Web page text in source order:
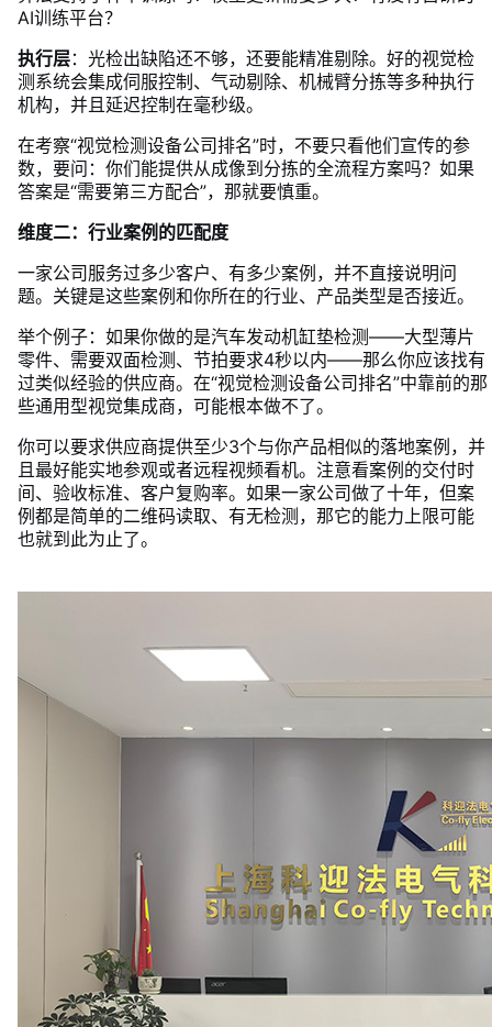
AI训练平台？
执行层：光检出缺陷还不够，还要能精准剔除。好的视觉检
测系统会集成伺服控制、气动剔除、机械臂分拣等多种执行
机构，并且延迟控制在毫秒级。
在考察“视觉检测设备公司排名”时，不要只看他们宣传的参
数，要问：你们能提供从成像到分拣的全流程方案吗？如果
答案是“需要第三方配合”，那就要慎重。
维度二：行业案例的匹配度
一家公司服务过多少客户、有多少案例，并不直接说明问
题。关键是这些案例和你所在的行业、产品类型是否接近。
举个例子：如果你做的是汽车发动机缸垫检测——大型薄片
零件、需要双面检测、节拍要求4秒以内——那么你应该找有
过类似经验的供应商。在“视觉检测设备公司排名”中靠前的那
些通用型视觉集成商，可能根本做不了。
你可以要求供应商提供至少3个与你产品相似的落地案例，并
且最好能实地参观或者远程视频看机。注意看案例的交付时
间、验收标准、客户复购率。如果一家公司做了十年，但案
例都是简单的二维码读取、有无检测，那它的能力上限可能
也就到此为止了。